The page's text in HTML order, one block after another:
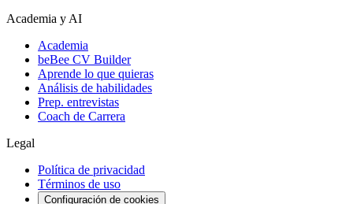
Academia y AI
Academia
beBee CV Builder
Aprende lo que quieras
Análisis de habilidades
Prep. entrevistas
Coach de Carrera
Legal
Política de privacidad
Términos de uso
Configuración de cookies